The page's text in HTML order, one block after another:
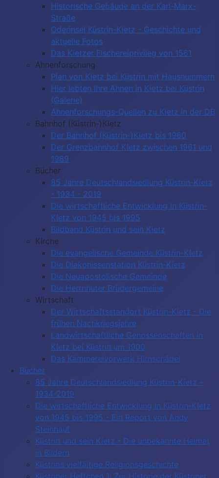
Historische Gebäude an der Karl-Marx-
Straße
Oderinsel Küstrin-Kietz - Geschichte und
aktuelle Fotos
Das Kietzer Fischereiprivileg von 1561
Ahnenforschung
Plan von Kietz bei Küstrin mit Hausnummern
Hier lebten Ihre Ahnen in Kietz bei Küstrin
(Galerie)
Ahnenforschungs-Quellen zu Kietz in der DB
Bahnhof (Küstrin-)Kietz
Der Bahnhof (Küstrin-)Kietz bis 1960
Der Grenzbahnhof Kietz zwischen 1961 und
1989
Bücher
85 Jahre Deutschlandsiedlung Küstrin-Kietz
- 1934 - 2019
Die wirtschaftliche Entwicklung in Küstrin-
Kietz von 1945 bis 1995
Bildband Küstrin und sein Kietz
Kirche
Die evangelische Gemeinde Küstrin-Kietz
Die Diakonissenstation Küstrin-Kietz
Die Neuapostolische Gemeinde
Die Herrnhuter Brüdergemeine
Wirtschaft
Der Wirtschaftsstandort Küstrin-Kietz - Die
frühen Nachkriegsjahre
Landwirtschaftliche Genossenschaften in
Kietz bei Küstrin um 1900
Das Kämmereivorwerk Hirnschädel
Bücher
85 Jahre Deutschlandsiedlung Küstrin-Kietz -
1934-2019
Die wirtschaftliche Entwicklung in Küstrin-Kietz
von 1945 bis 1995 - Ein Report von Andy
Steinhauf
Küstrin und sein Kietz - Die unbekannte Heimat
in Bildern
Küstrins vielfältige Religionsgeschichte